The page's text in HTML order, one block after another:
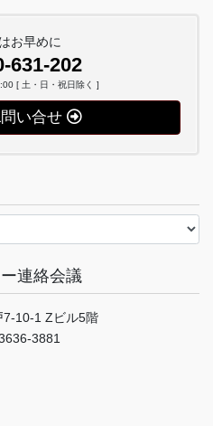
お早めに
631-202
[ 土・日・祝日除く ]
い合せ
連絡会議
10-1 Zビル5階
3881